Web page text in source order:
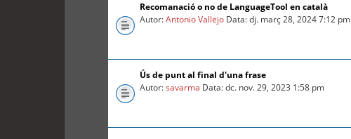
Recomanació o no de LanguageTool en català
Autor:Antonio Vallejo Data: dj. març 28, 2024 7:12 pm
Ús de punt al final d'una frase
Autor:savarma Data: dc. nov. 29, 2023 1:58 pm